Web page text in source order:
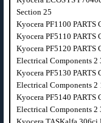
Section 25
Kyocera PF1100 PARTS
Kyocera PF5110 PARTS
Kyocera PF5120
Electrical Components 2
Kyocera PF5130
Electrical Components 2
Kyocera PF5140
Electrical Components 2